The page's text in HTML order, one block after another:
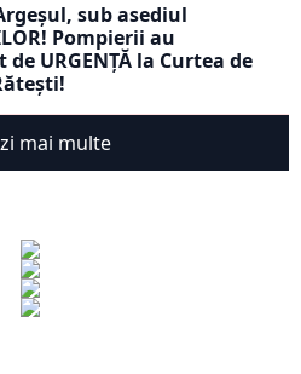
sub asediul
Pompierii au
URGENȚĂ la Curtea de
mai multe